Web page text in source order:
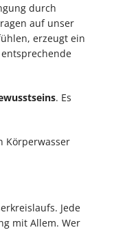
durch
auf unser
erzeugt ein
. Es
Körperwasser
Jede
mit Allem. Wer